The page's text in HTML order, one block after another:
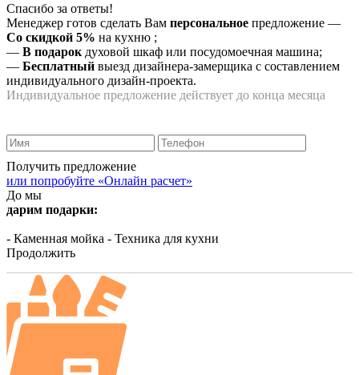
Спасибо за ответы!
Менеджер готов сделать Вам персональное предложение —
Со скидкой 5% на кухню ;
— В подарок духовой шкаф или посудомоечная машина;
— Бесплатный выезд дизайнера-замерщика с составлением
индивидуального дизайн-проекта.
Индивидуальное предложение действует до конца месяца
Получить предложение
или попробуйте «Онлайн расчет»
До мы
дарим подарки:
- Каменная мойка - Техника для кухни
Продолжить